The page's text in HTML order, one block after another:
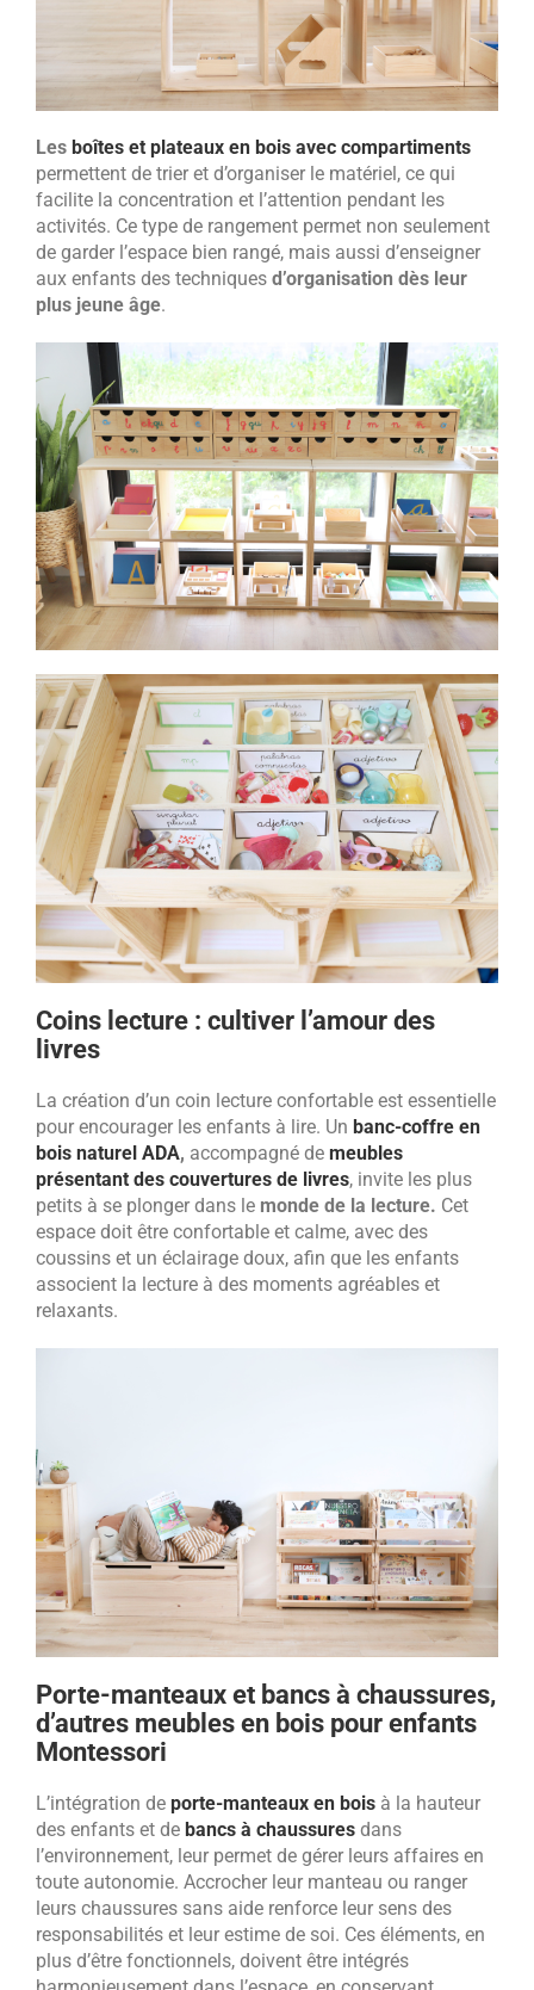
Les boîtes et plateaux en bois avec compartiments
permettent de trier et d’organiser le matériel, ce qui
facilite la concentration et l’attention pendant les
activités. Ce type de rangement permet non seulement
de garder l’espace bien rangé, mais aussi d’enseigner
aux enfants des techniques d’organisation dès leur
plus jeune âge.
Coins lecture : cultiver l’amour des
livres
La création d’un coin lecture confortable est essentielle
pour encourager les enfants à lire. Un banc-coffre en
bois naturel ADA, accompagné de meubles
présentant des couvertures de livres, invite les plus
petits à se plonger dans le monde de la lecture. Cet
espace doit être confortable et calme, avec des
coussins et un éclairage doux, afin que les enfants
associent la lecture à des moments agréables et
relaxants.
Porte-manteaux et bancs à chaussures,
d’autres meubles en bois pour enfants
Montessori
L’intégration de porte-manteaux en bois à la hauteur
des enfants et de bancs à chaussures dans
l’environnement, leur permet de gérer leurs affaires en
toute autonomie. Accrocher leur manteau ou ranger
leurs chaussures sans aide renforce leur sens des
responsabilités et leur estime de soi. Ces éléments, en
plus d’être fonctionnels, doivent être intégrés